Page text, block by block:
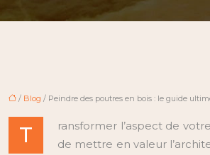
/ Blog / Peindre des poutres en bois : le guide
T
ransformer l’aspect de
de mettre en valeur